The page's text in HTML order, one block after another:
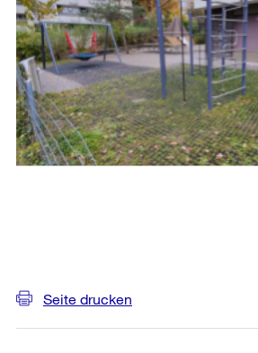
Seite drucken